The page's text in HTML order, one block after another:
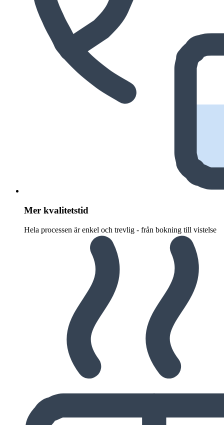
Mer kvalitetstid
Hela processen är enkel och trevlig - från bokning till vistelse